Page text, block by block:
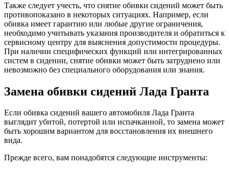
Также следует учесть, что снятие обивки сидений может быть
противопоказано в некоторых ситуациях. Например, если
обивка имеет гарантию или любые другие ограничения,
необходимо учитывать указания производителя и обратиться к
сервисному центру для выяснения допустимости процедуры.
При наличии специфических функций или интегрированных
систем в сидении, снятие обивки может быть затруднено или
невозможно без специального оборудования или знания.
Замена обивки сидений Лада Гранта
Если обивка сидений вашего автомобиля Лада Гранта
выглядит убитой, потертой или испачканной, то замена может
быть хорошим вариантом для восстановления их внешнего
вида.
Прежде всего, вам понадобятся следующие инструменты: